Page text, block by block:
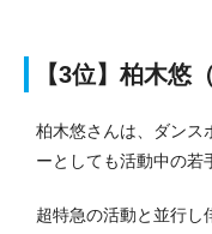
【3位】柏木悠
柏木悠さんは、ダンス
ーとしても活動中の若
超特急の活動と並行し